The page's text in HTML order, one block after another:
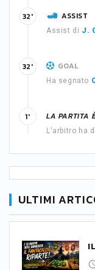
ASSIST
Assist di J.
32'
GOAL
Ha segnato
32'
LA PARTITA
L'arbitro ha
1'
ULTIMI